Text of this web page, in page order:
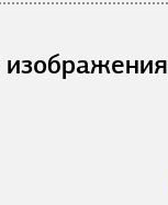
изображения